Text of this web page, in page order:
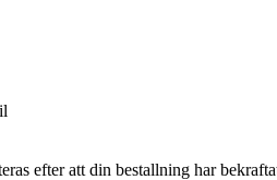
efter att din bestallning har